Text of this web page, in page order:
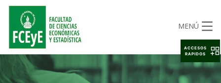
MENÚ
ACCESOS
RAPIDOS